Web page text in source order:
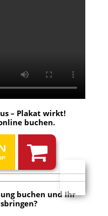
– Plakat wirkt!
buchen.
buchen und Ihr